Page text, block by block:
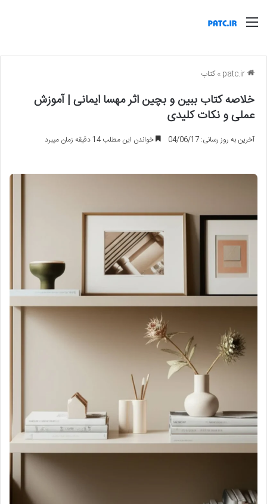
منو
»کتاب
خلاصه کتاب ببین و بچین اثر مهسا ایمانی | آموزش
عملی و نکات کلیدی
آخرین به روز رسانی: 04/06/17 خواندن این مطلب 14 دقیقه زمان میبرد